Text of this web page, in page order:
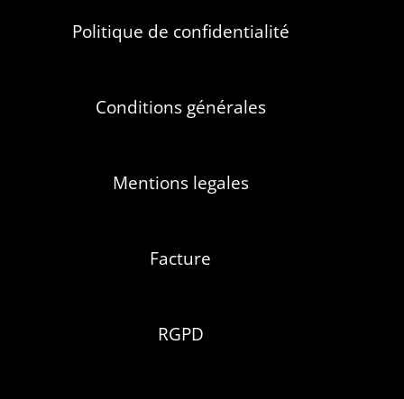
Politique de confidentialité
Conditions générales
Mentions legales
Facture
RGPD